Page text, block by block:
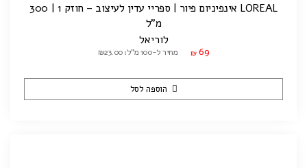
LOREAL אינפיניום פיור | ספריי עדין לעיצוב – חוזק 1 | 300
מ"ל
לוריאל
₪ 69 מחיר ל-100 מ"ל: ₪23.00
הוספה לסל